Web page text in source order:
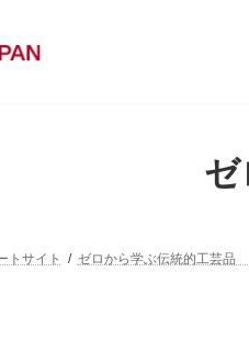
トサイト ゼロから学ぶ伝統的工芸品